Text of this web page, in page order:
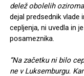
delež obolelih
dejal predsednik vlade
cepljenja, ni uvedla in
posameznika.
“Na začetku ni bilo
ne v Luksemburgu.